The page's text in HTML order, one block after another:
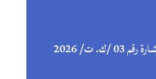
/ك. ت/ 2026